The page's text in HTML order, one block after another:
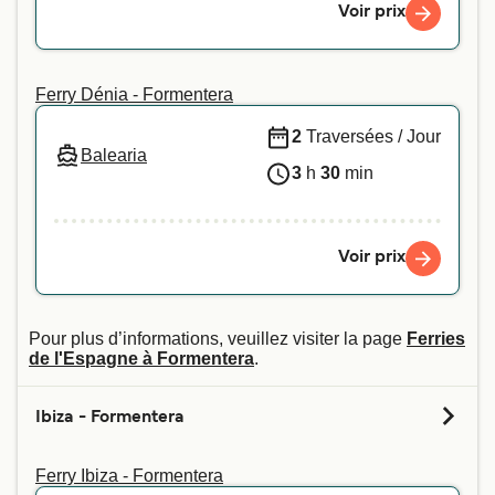
Voir prix
Ferry Dénia - Formentera
Balearia
2 Traversées / Jour
3 h 30 min
Voir prix
Pour plus d’informations, veuillez visiter la page Ferries
de l'Espagne à Formentera.
Ibiza - Formentera
Ferry Ibiza - Formentera